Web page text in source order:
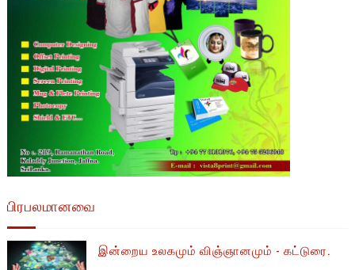
பிரபலமானவை
இன்றைய உலகமும் விஞ்ஞானமும் - கட்டுரை.